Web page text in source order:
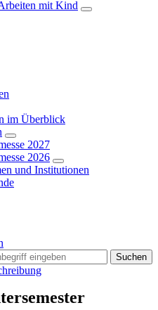
mit Kind
im Überblick
2027
2026
und Institutionen
Suchen